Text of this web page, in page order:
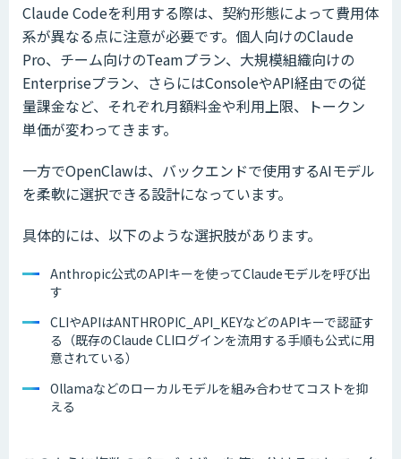
Claude Codeを利用する際は、契約形態によって費用体
系が異なる点に注意が必要です。個人向けのClaude
Pro、チーム向けのTeamプラン、大規模組織向けの
Enterpriseプラン、さらにはConsoleやAPI経由での従
量課金など、それぞれ月額料金や利用上限、トークン
単価が変わってきます。
一方でOpenClawは、バックエンドで使用するAIモデル
を柔軟に選択できる設計になっています。
具体的には、以下のような選択肢があります。
Anthropic公式のAPIキーを使ってClaudeモデルを呼び出
す
CLIやAPIはANTHROPIC_API_KEYなどのAPIキーで認証す
る（既存のClaude CLIログインを流用する手順も公式に用
意されている）
Ollamaなどのローカルモデルを組み合わせてコストを抑
える